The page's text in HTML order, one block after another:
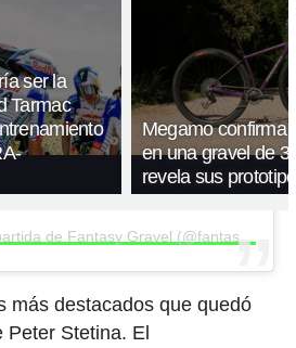
ser la
Tarmac
Megamo confirma
en una gravel de
revela sus
más destacados que quedó
Peter Stetina. El